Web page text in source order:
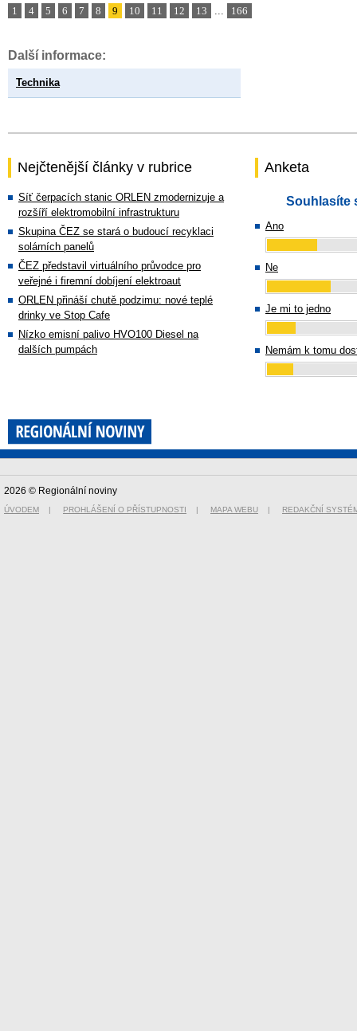
1 4 5 6 7 8 9 10 11 12 13 ... 166
Další informace:
Technika
Nejčtenější články v rubrice
Síť čerpacích stanic ORLEN zmodernizuje a
rozšíří elektromobilní infrastrukturu
Skupina ČEZ se stará o budoucí recyklaci
solárních panelů
ČEZ představil virtuálního průvodce pro
veřejné i firemní dobíjení elektroaut
ORLEN přináší chutě podzimu: nové teplé
drinky ve Stop Cafe
Nízko emisní palivo HVO100 Diesel na
dalších pumpách
Anketa
Souhlasíte
Ano
Ne
Je mi to jedno
Nemám k tomu
2026 © Regionální noviny
ÚVODEM | PROHLÁŠENÍ O PŘÍSTUPNOSTI | MAPA WEBU | REDAKČNÍ